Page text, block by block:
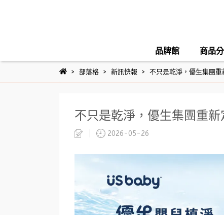
品牌館 商品
部落格 新訊快報 不只是乾淨，優生集團
不只是乾淨，優生集團重
2026-05-26